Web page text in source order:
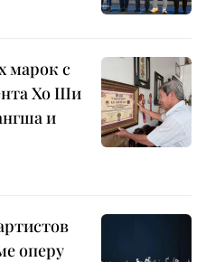
марок с
Хо Ши
и
оперу